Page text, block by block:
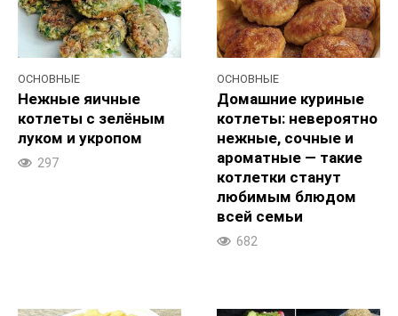
ОСНОВНЫЕ
Нежные яичные
котлеты с зелёным
луком и укропом
297
ОСНОВНЫЕ
Домашние куриные
котлеты: невероятно
нежные, сочные и
ароматные — такие
котлетки станут
любимым блюдом
всей семьи
682